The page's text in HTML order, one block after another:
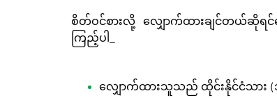
စိတ်ဝင်စားလို့ လျှောက်ထားချင်တယ်
ကြည့်ပါ_
လျှောက်ထားသူသည် ထိုင်းနိုင်ငံသား